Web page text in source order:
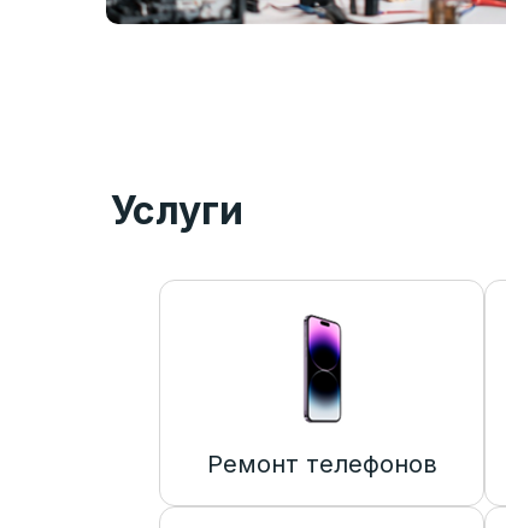
Услуги
Ремонт телефонов